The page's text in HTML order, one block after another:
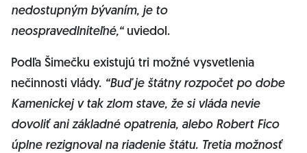
nedostupným bývaním, je to
neospravedlniteľné,“uviedol.
Podľa Šimečku existujú tri možné vysvetlenia
nečinnosti vlády. “Buď je štátny rozpočet po dobe
Kamenickej v tak zlom stave, že si vláda nevie
dovoliť ani základné opatrenia, alebo Robert Fico
úplne rezignoval na riadenie štátu. Tretia možnosť